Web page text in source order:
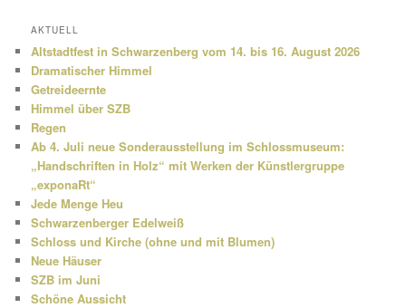
h
n
AKTUELL
Altstadtfest in Schwarzenberg vom 14. bis 16. August 2026
Dramatischer Himmel
Getreideernte
Himmel über SZB
Regen
Ab 4. Juli neue Sonderausstellung im Schlossmuseum:
„Handschriften in Holz“ mit Werken der Künstlergruppe
„exponaRt“
Jede Menge Heu
Schwarzenberger Edelweiß
Schloss und Kirche (ohne und mit Blumen)
Neue Häuser
SZB im Juni
Schöne Aussicht